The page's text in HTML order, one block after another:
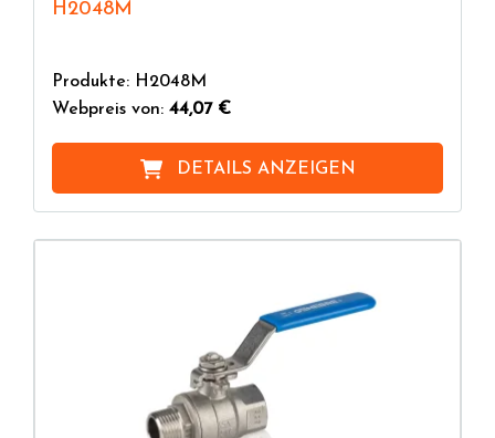
H2048M
Produkte: H2048M
Webpreis von: 44,07 €
DETAILS ANZEIGEN